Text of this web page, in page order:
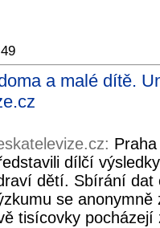
a malé dítě.
dílčí
dětí. Sbírání dat
se
tisícovky